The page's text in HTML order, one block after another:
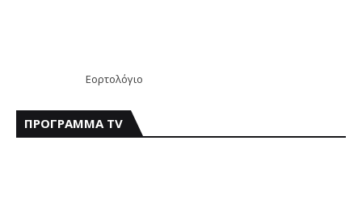
Εορτολόγιο
ΠΡΟΓΡΑΜΜΑ TV